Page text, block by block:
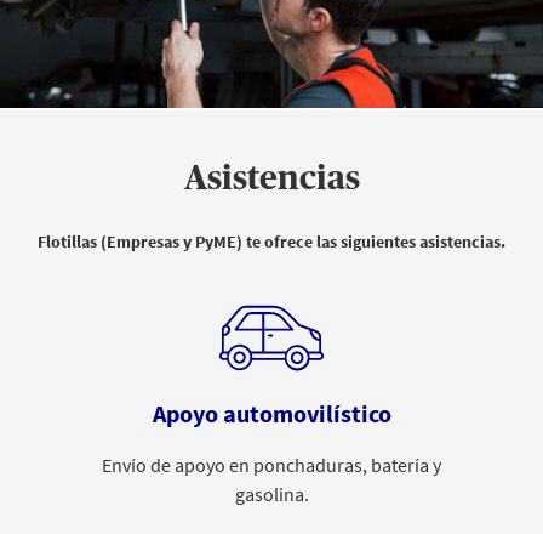
Asistencias
Flotillas (Empresas y PyME) te ofrece las siguientes asistencias.
Apoyo automovilístico
Envío de apoyo en ponchaduras, batería y
gasolina.